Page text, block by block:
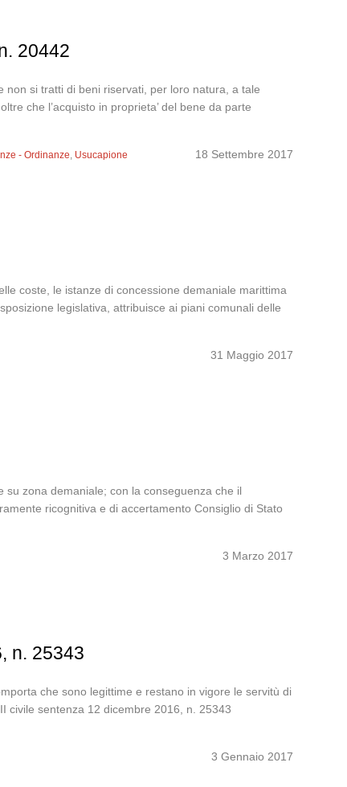
20442
non si tratti di beni riservati, per loro natura, a tale
che l’acquisto in proprieta’ del bene da parte
18 Settembre 2017
- Ordinanze, Usucapione
coste, le istanze di concessione demaniale marittima
legislativa, attribuisce ai piani comunali delle
31 Maggio 2017
su zona demaniale; con la conseguenza che il
ricognitiva e di accertamento Consiglio di Stato
3 Marzo 2017
n. 25343
che sono legittime e restano in vigore le servitù di
civile sentenza 12 dicembre 2016, n. 25343
3 Gennaio 2017